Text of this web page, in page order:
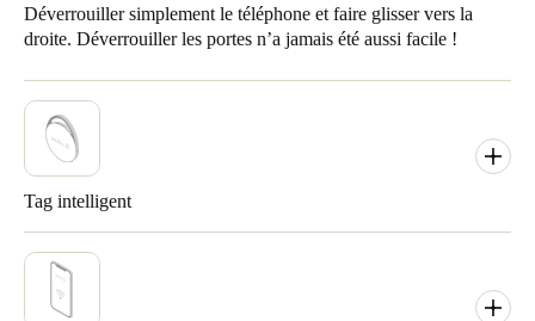
Déverrouiller simplement le téléphone et faire glisser vers la
droite. Déverrouiller les portes n’a jamais été aussi facile !
Tag intelligent